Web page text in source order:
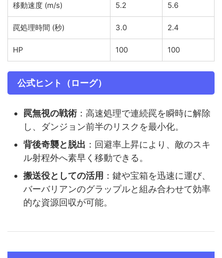
移動速度 (m/s) 5.2 5.6
罠処理時間 (秒) 3.0 2.4
HP 100 100
公式ヒント（ローグ）
罠無視の戦術：高速処理で連続罠を瞬時に解除
し、ダンジョン前半のリスクを最小化。
背後奇襲と脱出 ：回避率上昇により、敵のスキ
ル射程外へ素早く移動できる。
搬送役としての活用 ：鍵や宝箱を迅速に運び、
バーバリアンのグラップルと組み合わせて効率
的な資源回収が可能。